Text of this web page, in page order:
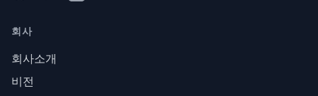
회사
회사소개
비전